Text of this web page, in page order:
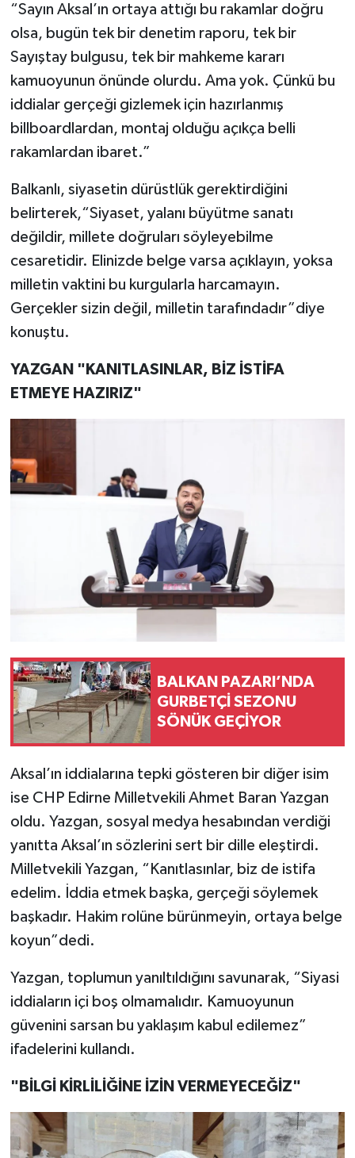
“Sayın Aksal’ın ortaya attığı bu rakamlar doğru
olsa, bugün tek bir denetim raporu, tek bir
Sayıştay bulgusu, tek bir mahkeme kararı
kamuoyunun önünde olurdu. Ama yok. Çünkü bu
iddialar gerçeği gizlemek için hazırlanmış
billboardlardan, montaj olduğu açıkça belli
rakamlardan ibaret.”
Balkanlı, siyasetin dürüstlük gerektirdiğini
belirterek,“Siyaset, yalanı büyütme sanatı
değildir, millete doğruları söyleyebilme
cesaretidir. Elinizde belge varsa açıklayın, yoksa
milletin vaktini bu kurgularla harcamayın.
Gerçekler sizin değil, milletin tarafındadır”diye
konuştu.
YAZGAN "KANITLASINLAR, BİZ İSTİFA
ETMEYE HAZIRIZ"
BALKAN PAZARI’NDA
GURBETÇİ SEZONU
SÖNÜK GEÇİYOR
Aksal’ın iddialarına tepki gösteren bir diğer isim
ise CHP Edirne Milletvekili Ahmet Baran Yazgan
oldu. Yazgan, sosyal medya hesabından verdiği
yanıtta Aksal’ın sözlerini sert bir dille eleştirdi.
Milletvekili Yazgan, “Kanıtlasınlar, biz de istifa
edelim. İddia etmek başka, gerçeği söylemek
başkadır. Hakim rolüne bürünmeyin, ortaya belge
koyun”dedi.
Yazgan, toplumun yanıltıldığını savunarak, “Siyasi
iddiaların içi boş olmamalıdır. Kamuoyunun
güvenini sarsan bu yaklaşım kabul edilemez”
ifadelerini kullandı.
"BİLGİ KİRLİLİĞİNE İZİN VERMEYECEĞİZ"